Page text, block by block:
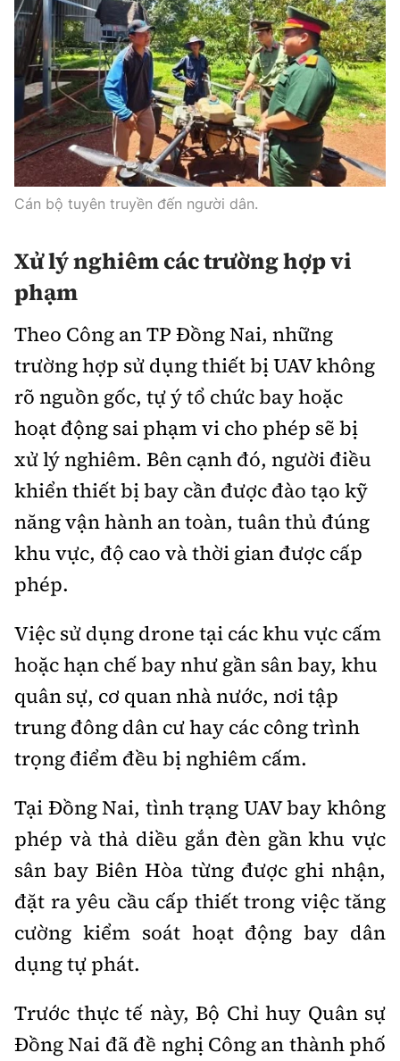
Cán bộ tuyên truyền đến người dân.
Xử lý nghiêm các trường hợp vi
phạm
Theo Công an TP Đồng Nai, những
trường hợp sử dụng thiết bị UAV không
rõ nguồn gốc, tự ý tổ chức bay hoặc
hoạt động sai phạm vi cho phép sẽ bị
xử lý nghiêm. Bên cạnh đó, người điều
khiển thiết bị bay cần được đào tạo kỹ
năng vận hành an toàn, tuân thủ đúng
khu vực, độ cao và thời gian được cấp
phép.
Việc sử dụng drone tại các khu vực cấm
hoặc hạn chế bay như gần sân bay, khu
quân sự, cơ quan nhà nước, nơi tập
trung đông dân cư hay các công trình
trọng điểm đều bị nghiêm cấm.
Tại Đồng Nai, tình trạng UAV bay không
phép và thả diều gắn đèn gần khu vực
sân bay Biên Hòa từng được ghi nhận,
đặt ra yêu cầu cấp thiết trong việc tăng
cường kiểm soát hoạt động bay dân
dụng tự phát.
Trước thực tế này, Bộ Chỉ huy Quân sự
Đồng Nai đã đề nghị Công an thành phố